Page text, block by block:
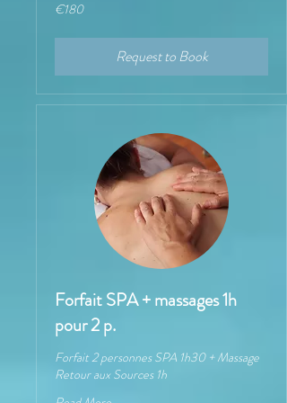
180
euros
€180
Request to Book
Forfait SPA + massages 1h
pour 2 p.
Forfait 2 personnes SPA 1h30 + Massage
Retour aux Sources 1h